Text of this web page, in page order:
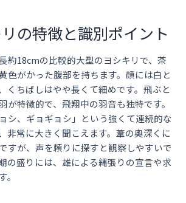
の特徴と識別ポイント
約18cmの比較的大型のヨシキリで、茶
色がかった腹部を持ちます。顔には白と
くちばしはやや長くて細めです。飛ぶと
が特徴的で、飛翔中の羽音も独特です。
シ、ギョギョシ」という強くて連続的な
非常に大きく聞こえます。葦の奥深くに
すが、声を頼りに探すと観察しやすいで
の盛りには、雄による縄張りの宣言や求